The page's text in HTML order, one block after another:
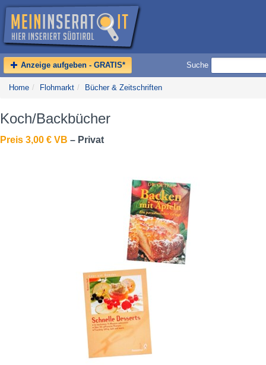
Anzeige aufgeben - GRATIS* Suche
Home / Flohmarkt / Bücher & Zeitschriften
Koch/Backbücher
Preis 3,00 € VB – Privat